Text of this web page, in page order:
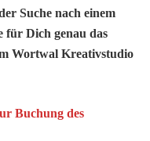
Suche nach einem
für Dich genau das
Wortwal Kreativstudio
Buchung des